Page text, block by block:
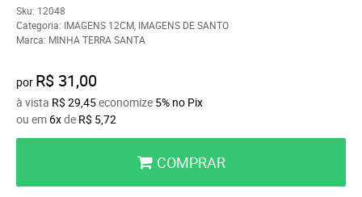
Sku: 12048
Categoria: IMAGENS 12CM IMAGENS DE SANTO
Marca: MINHA TERRA SANTA
por R$ 31,00
à vista R$ 29,45economize 5% no Pix
ou em 6xde R$ 5,72
COMPRAR